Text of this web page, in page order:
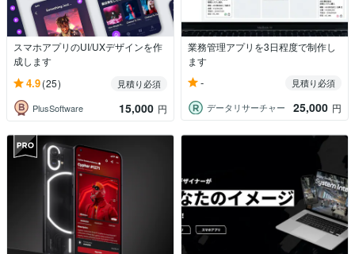
スマホアプリのUI/UXデザインを作
成します
4.9(25)
見積り必須
PlusSoftware
15,000 円
業務管理アプリを3日程度で制作し
ます
-
見積り必須
データリサーチャー
25,000 円